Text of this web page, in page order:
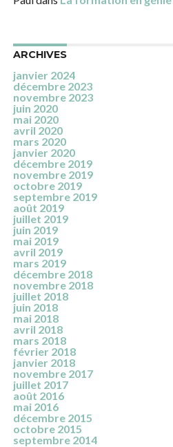
ARCHIVES
janvier 2024
décembre 2023
novembre 2023
juin 2020
mai 2020
avril 2020
mars 2020
janvier 2020
décembre 2019
novembre 2019
octobre 2019
septembre 2019
août 2019
juillet 2019
juin 2019
mai 2019
avril 2019
mars 2019
décembre 2018
novembre 2018
juillet 2018
juin 2018
mai 2018
avril 2018
mars 2018
février 2018
janvier 2018
novembre 2017
juillet 2017
août 2016
mai 2016
décembre 2015
octobre 2015
septembre 2014